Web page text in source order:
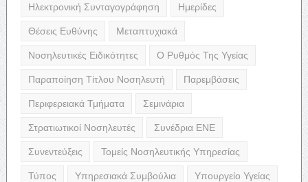
Ηλεκτρονική Συνταγογράφηση Ημερίδες
Θέσεις Ευθύνης Μεταπτυχιακά
Νοσηλευτικές Ειδικότητες Ο Ρυθμός Της Υγείας
Παραποίηση Τίτλου Νοσηλευτή Παρεμβάσεις
Περιφερειακά Τμήματα Σεμινάρια
Στρατιωτικοί Νοσηλευτές Συνέδρια ΕΝΕ
Συνεντεύξεις Τομείς Νοσηλευτικής Υπηρεσίας
Τύπος Υπηρεσιακά Συμβούλια Υπουργείο Υγείας